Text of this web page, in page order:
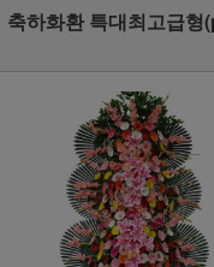
축하화환 특대최고급형